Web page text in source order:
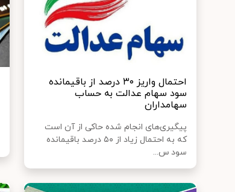
احتمال واریز ۳۰ درصد از باقیمانده
سود سهام عدالت به حساب
سهامداران
پیگیری‌های انجام شده حاکی از آن است
که به احتمال زیاد از ۵۰ درصد باقیمانده
سود س...